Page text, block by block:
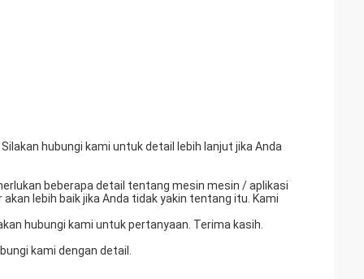
hubungi kami untuk detail lebih lanjut jika Anda
beberapa detail tentang mesin mesin / aplikasi
lebih baik jika Anda tidak yakin tentang itu. Kami
hubungi kami untuk pertanyaan. Terima kasih.
kami dengan detail.